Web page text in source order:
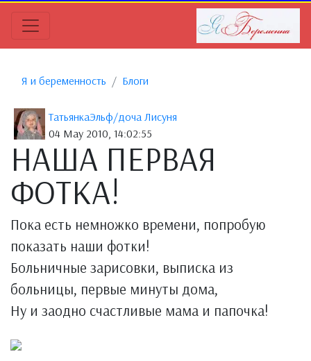
Я и беременность Блоги
ТатьянкаЭльф/доча Лисуня
04 May 2010, 14:02:55
НАША ПЕРВАЯ
ФОТКА!
Пока есть немножко времени, попробую
показать наши фотки!
Больничные зарисовки, выписка из
больницы, первые минуты дома,
Ну и заодно счастливые мама и папочка!